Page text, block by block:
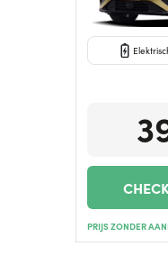
PRIJS ZONDER